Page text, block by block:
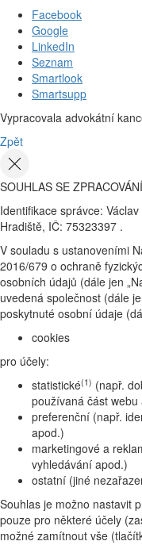
Facebook
Google
LinkedIn
Seznam
Smartlook
Smartsupp
Vypracovala advokátní
Zpět
SOUHLAS SE
Identifikace správce:
Hradiště, IČ: 75323397 .
V souladu s ustanoveními
2016/679 o ochraně
osobních údajů (dále jen
uvedená společnost (dále
poskytnuté osobní údaje
cookies
pro účely:
statistické(1) (např.
používaná část webu
preferenční (např.
apod.)
marketingové a
vyhledávání apod.)
ostatní (jiné
Souhlas je možno nastavit
pouze pro některé účely
možné zamítnout vše